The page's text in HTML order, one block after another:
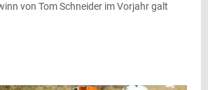
von Tom Schneider im Vorjahr galt